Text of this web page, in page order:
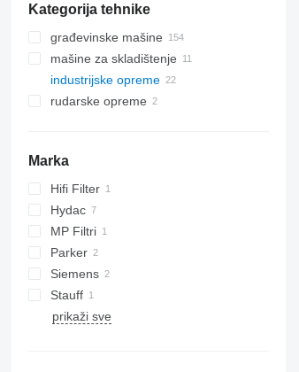
Kategorija tehnike
građevinske mašine
bageri
bageri-utovarivači
kranovi
dizalice za sve terene
opreme za izgradnju puteva
grejderi
građevinski utovarivači
mini utovarivači
prednji utovarivači
druge građevinske mašine
mašine za skladištenje
viljuškari
dizel viljuškari
industrijske opreme
rudarske opreme
Marka
Hifi Filter
Hydac
MP Filtri
Parker
Siemens
Stauff
prikaži sve